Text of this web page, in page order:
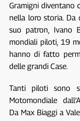
Gramigni diventano
nella loro storia. Da
suo patron, Ivano
mondiali piloti, 19
hanno di fatto
delle grandi Case.
Tanti piloti sono
Motomondiale
Da Max Biaggi a